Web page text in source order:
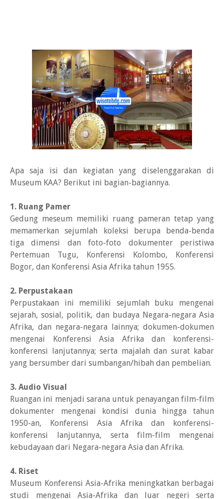
Apa saja isi dan kegiatan yang diselenggarakan di
Museum KAA? Berikut ini bagian-bagiannya.
1. Ruang Pamer
Gedung meseum memiliki ruang pameran tetap yang
memamerkan sejumlah koleksi berupa benda-benda
tiga dimensi dan foto-foto dokumenter peristiwa
Pertemuan Tugu, Konferensi Kolombo, Konferensi
Bogor, dan Konferensi Asia Afrika tahun 1955.
2. Perpustakaan
Perpustakaan ini memiliki sejumlah buku mengenai
sejarah, sosial, politik, dan budaya Negara-negara Asia
Afrika, dan negara-negara lainnya; dokumen-dokumen
mengenai Konferensi Asia Afrika dan konferensi-
konferensi lanjutannya; serta majalah dan surat kabar
yang bersumber dari sumbangan/hibah dan pembelian.
3. Audio Visual
Ruangan ini menjadi sarana untuk penayangan film-film
dokumenter mengenai kondisi dunia hingga tahun
1950-an, Konferensi Asia Afrika dan konferensi-
konferensi lanjutannya, serta film-film mengenai
kebudayaan dari Negara-negara Asia dan Afrika.
4. Riset
Museum Konferensi Asia-Afrika meningkatkan berbagai
studi mengenai Asia-Afrika dan luar negeri serta